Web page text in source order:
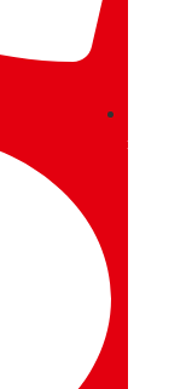
Instagram